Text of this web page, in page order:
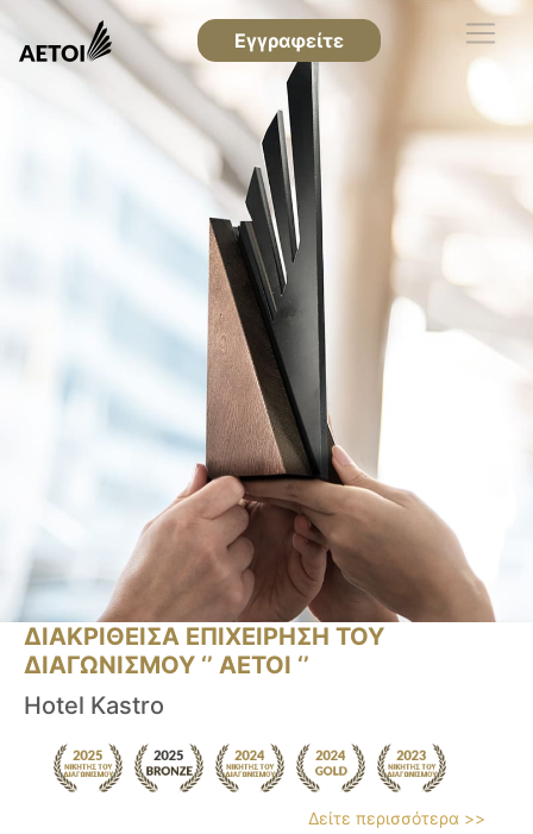
Εγγραφείτε
ΔΙΑΚΡΙΘΕΙΣΑ ΕΠΙΧΕΙΡΗΣΗ ΤΟΥ
ΔΙΑΓΩΝΙΣΜΟΥ ‘’ ΑΕΤΟΙ ‘’
Hotel Kastro
Δείτε περισσότερα >>